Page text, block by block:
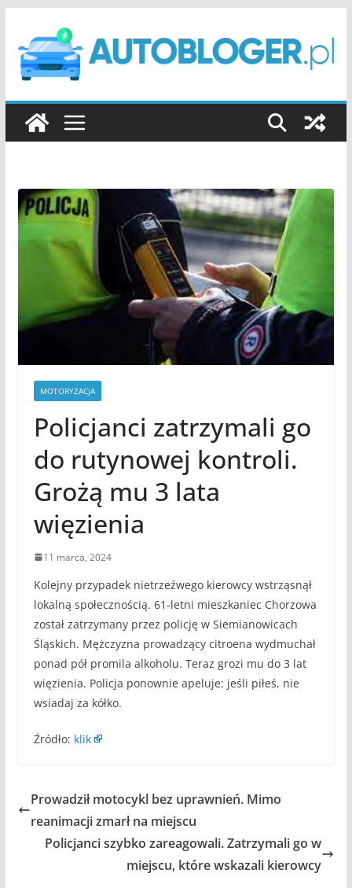
treści
MOTORYZACJA
Policjanci zatrzymali go
do rutynowej kontroli.
Grożą mu 3 lata
więzienia
11 marca, 2024
Kolejny przypadek nietrzeźwego kierowcy wstrząsnął
lokalną społecznością. 61-letni mieszkaniec Chorzowa
został zatrzymany przez policję w Siemianowicach
Śląskich. Mężczyzna prowadzący citroena wydmuchał
ponad pół promila alkoholu. Teraz grozi mu do 3 lat
więzienia. Policja ponownie apeluje: jeśli piłeś, nie
wsiadaj za kółko.
Źródło: klik
Prowadził motocykl bez uprawnień. Mimo
reanimacji zmarł na miejscu
Policjanci szybko zareagowali. Zatrzymali go w
miejscu, które wskazali kierowcy